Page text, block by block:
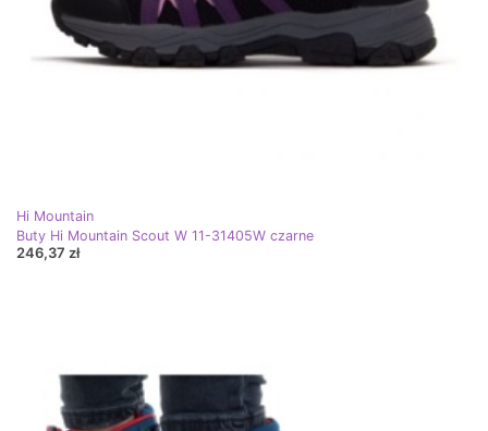
Hi Mountain
Buty Hi Mountain Scout W 11-31405W czarne
246,37 zł